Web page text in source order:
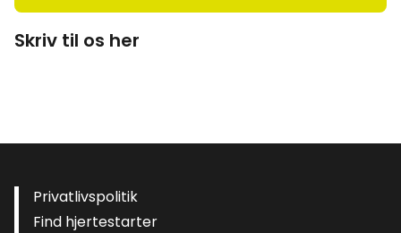
Skriv til os her
Privatlivspolitik
Find hjertestarter